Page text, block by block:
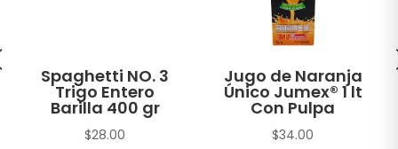
Spaghetti NO. 3
Trigo Entero
Barilla 400 gr
$28.00
Jugo de Naranja
Único Jumex® 1 lt
Con Pulpa
$34.00